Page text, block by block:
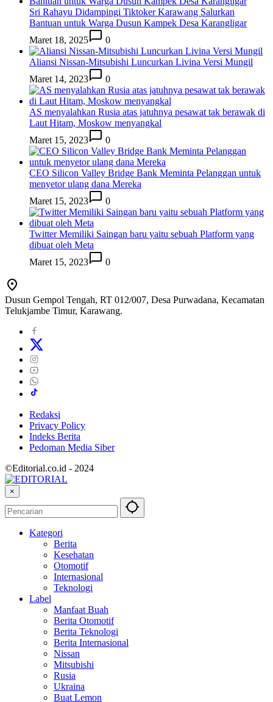
Sri Rahayu Didampingi Tiktoker Karawang Salurkan
Bantuan untuk Warga Dusun Kampek Desa Karangligar
Maret 18, 2025
0
Aliansi Nissan-Mitsubishi Luncurkan Livina Versi Mungil
Maret 14, 2023
0
AS menyalahkan Rusia atas jatuhnya pesawat tak berawak di
Laut Hitam, Moskow menyangkal
Maret 15, 2023
0
CEO Silicon Valley Bridge Bank Meminta Pelanggan untuk
menyetor ulang dana Mereka
Maret 15, 2023
0
Twitter Memiliki Saingan baru yaitu sebuah Platform yang
dibuat oleh Meta
Maret 15, 2023
0
Dusun Gempol Tengah, RT 012/007, Desa Purwadana, Kecamatan
Telukjambe Timur, Karawang.
Redaksi
Privacy Policy
Indeks Berita
Pedoman Media Siber
©Editorial.co.id - 2024
×
Kategori
Berita
Kesehatan
Otomotif
Internasional
Teknologi
Label
Manfaat Buah
Berita Otomotif
Berita Teknologi
Berita Internasional
Nissan
Mitsubishi
Rusia
Ukraina
Buat Lemon